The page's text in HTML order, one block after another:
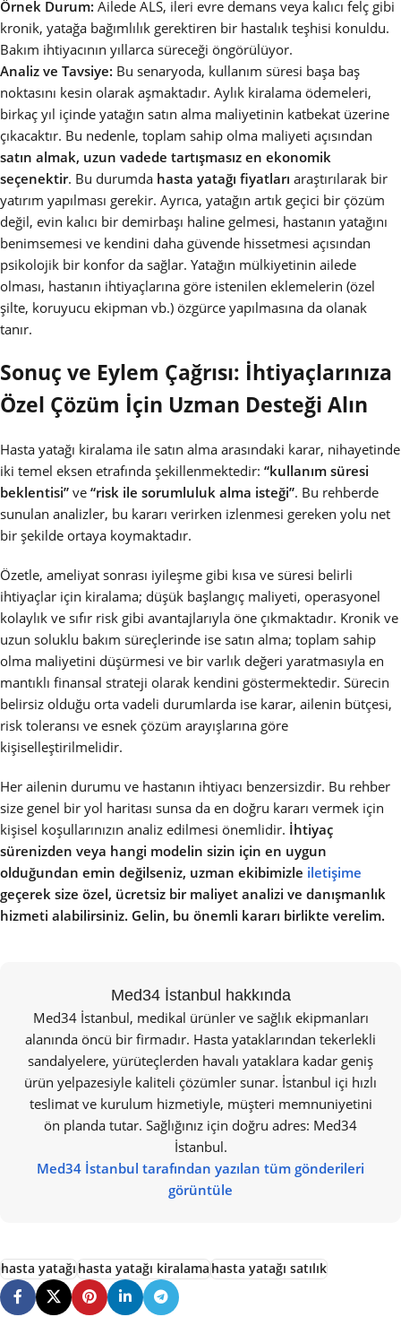
Örnek Durum: Ailede ALS, ileri evre demans veya kalıcı felç gibi
kronik, yatağa bağımlılık gerektiren bir hastalık teşhisi konuldu.
Bakım ihtiyacının yıllarca süreceği öngörülüyor.
Analiz ve Tavsiye: Bu senaryoda, kullanım süresi başa baş
noktasını kesin olarak aşmaktadır. Aylık kiralama ödemeleri,
birkaç yıl içinde yatağın satın alma maliyetinin katbekat üzerine
çıkacaktır. Bu nedenle, toplam sahip olma maliyeti açısından
satın almak, uzun vadede tartışmasız en ekonomik
seçenektir. Bu durumda hasta yatağı fiyatları araştırılarak bir
yatırım yapılması gerekir. Ayrıca, yatağın artık geçici bir çözüm
değil, evin kalıcı bir demirbaşı haline gelmesi, hastanın yatağını
benimsemesi ve kendini daha güvende hissetmesi açısından
psikolojik bir konfor da sağlar. Yatağın mülkiyetinin ailede
olması, hastanın ihtiyaçlarına göre istenilen eklemelerin (özel
şilte, koruyucu ekipman vb.) özgürce yapılmasına da olanak
tanır.
Sonuç ve Eylem Çağrısı: İhtiyaçlarınıza
Özel Çözüm İçin Uzman Desteği Alın
Hasta yatağı kiralama ile satın alma arasındaki karar, nihayetinde
iki temel eksen etrafında şekillenmektedir: “kullanım süresi
beklentisi” ve “risk ile sorumluluk alma isteği”. Bu rehberde
sunulan analizler, bu kararı verirken izlenmesi gereken yolu net
bir şekilde ortaya koymaktadır.
Özetle, ameliyat sonrası iyileşme gibi kısa ve süresi belirli
ihtiyaçlar için kiralama; düşük başlangıç maliyeti, operasyonel
kolaylık ve sıfır risk gibi avantajlarıyla öne çıkmaktadır. Kronik ve
uzun soluklu bakım süreçlerinde ise satın alma; toplam sahip
olma maliyetini düşürmesi ve bir varlık değeri yaratmasıyla en
mantıklı finansal strateji olarak kendini göstermektedir. Sürecin
belirsiz olduğu orta vadeli durumlarda ise karar, ailenin bütçesi,
risk toleransı ve esnek çözüm arayışlarına göre
kişiselleştirilmelidir.
Her ailenin durumu ve hastanın ihtiyacı benzersizdir. Bu rehber
size genel bir yol haritası sunsa da en doğru kararı vermek için
kişisel koşullarınızın analiz edilmesi önemlidir. İhtiyaç
sürenizden veya hangi modelin sizin için en uygun
olduğundan emin değilseniz, uzman ekibimizle iletişime
geçerek size özel, ücretsiz bir maliyet analizi ve danışmanlık
hizmeti alabilirsiniz. Gelin, bu önemli kararı birlikte verelim.
Med34 İstanbul hakkında
Med34 İstanbul, medikal ürünler ve sağlık ekipmanları
alanında öncü bir firmadır. Hasta yataklarından tekerlekli
sandalyelere, yürüteçlerden havalı yataklara kadar geniş
ürün yelpazesiyle kaliteli çözümler sunar. İstanbul içi hızlı
teslimat ve kurulum hizmetiyle, müşteri memnuniyetini
ön planda tutar. Sağlığınız için doğru adres: Med34
İstanbul.
Med34 İstanbul tarafından yazılan tüm gönderileri
görüntüle
hasta yatağıhasta yatağı kiralamahasta yatağı satılık